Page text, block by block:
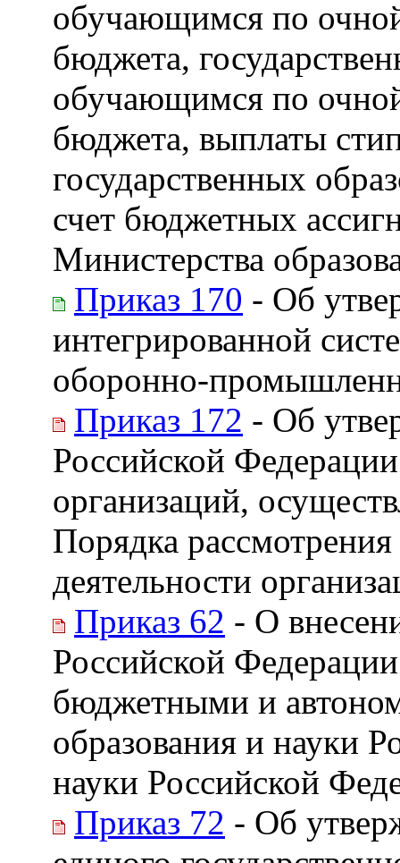
обучающимся по
бюджета,
обучающимся по
бюджета, выплаты
государственных
счет бюджетных
Министерства
Приказ 170 - Об
интегрированной
оборонно-
Приказ 172 - Об
Российской Федерации
организаций,
Порядка рассмотрения
деятельности
Приказ 62 - О
Российской
бюджетными и
образования и науки
науки Российской
Приказ 72 - Об